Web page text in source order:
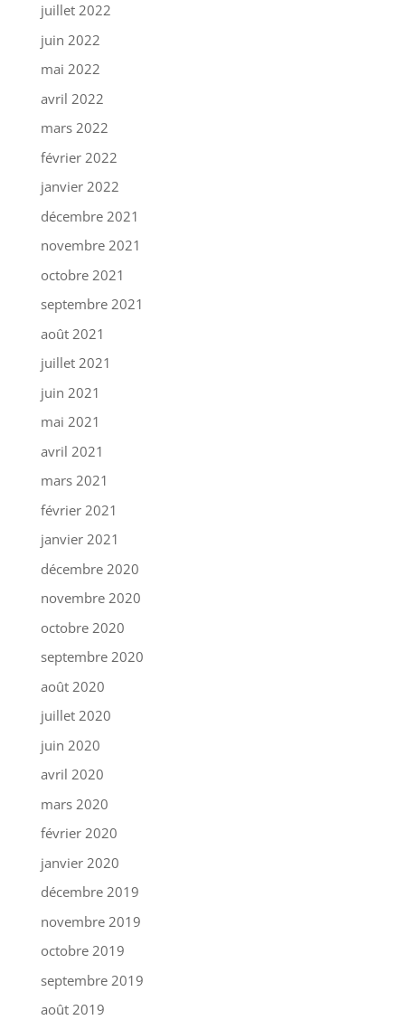
juillet 2022
juin 2022
mai 2022
avril 2022
mars 2022
février 2022
janvier 2022
décembre 2021
novembre 2021
octobre 2021
septembre 2021
août 2021
juillet 2021
juin 2021
mai 2021
avril 2021
mars 2021
février 2021
janvier 2021
décembre 2020
novembre 2020
octobre 2020
septembre 2020
août 2020
juillet 2020
juin 2020
avril 2020
mars 2020
février 2020
janvier 2020
décembre 2019
novembre 2019
octobre 2019
septembre 2019
août 2019